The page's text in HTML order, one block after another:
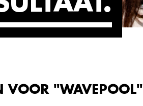
VOOR "WAVEPOOL"